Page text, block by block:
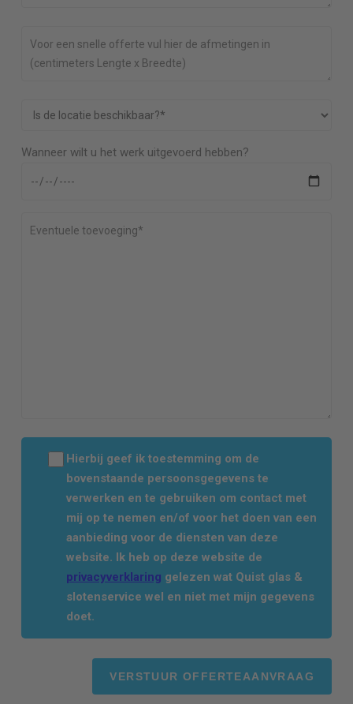
Wanneer wilt u het werk uitgevoerd hebben?
Hierbij geef ik toestemming om de
bovenstaande persoonsgegevens te
verwerken en te gebruiken om contact met
mij op te nemen en/of voor het doen van een
aanbieding voor de diensten van deze
website. Ik heb op deze website de
privacyverklaring gelezen wat Quist glas &
slotenservice wel en niet met mijn gegevens
doet.